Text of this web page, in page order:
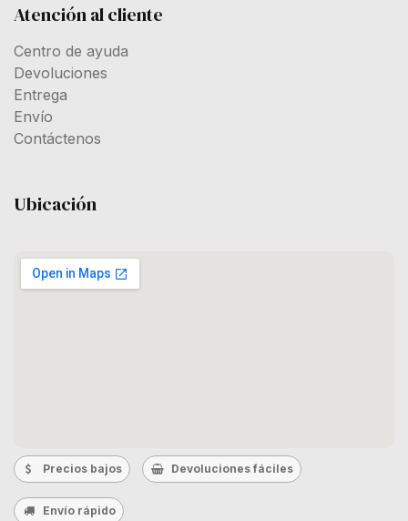
Atención al cliente
Centro de ayuda
Devoluciones
Entrega
Envío
Contáctenos
Ubicación
Precios bajos Devoluciones fáciles
Envío rápido